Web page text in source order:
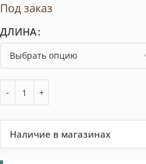
Под заказ
ДЛИНА
Наличие в магазинах